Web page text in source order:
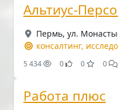
Альтиус-
Пермь, ул.
консалтинг,
5 434 0 0 0
Работа плюс